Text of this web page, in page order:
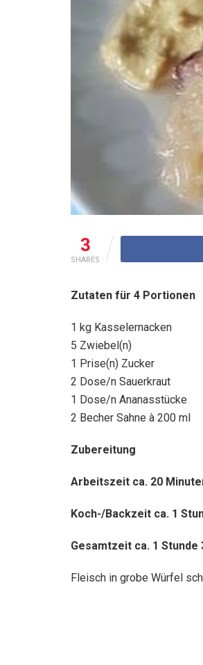
3
SHARES
Zutaten für 4 Portionen
1 kg Kasselernacken
5 Zwiebel(n)
1 Prise(n) Zucker
2 Dose/n Sauerkraut
1 Dose/n Ananasstücke
2 Becher Sahne à 200 ml
Zubereitung
Arbeitszeit ca. 20
Koch-/Backzeit ca. 1
Gesamtzeit ca. 1 Stunde
Fleisch in grobe Würfel